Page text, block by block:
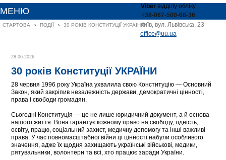
Viberвідділу обліку
+38-067-500-68-36
Київ, вул. Львівська, 23
office@uu.ua
МЕНЮ
СТАРТОВА › ПОДІЇ › 30 РОКІВ КОНСТИТУЦІЇ УКРАЇНИ
28.06.2026
30 років Конституції УКРАЇНИ
28 червня 1996 року Україна ухвалила свою Конституцію — Основний
Закон, який закріпив незалежність держави, демократичні цінності,
права і свободи громадян.
Сьогодні Конституція — це не лише юридичний документ, а й основа
нашого життя. Вона гарантує кожному право на свободу, гідність,
освіту, працю, соціальний захист, медичну допомогу та інші важливі
права. У час повномасштабної війни ці цінності набули особливого
значення, адже їх щодня захищають українські військові, медики,
рятувальники, волонтери та всі, хто працює заради України.